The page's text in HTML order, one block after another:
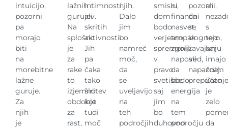
intuicijo,
pozorni
pa
morajo
biti
na
morebitne
lažne
guruje.
Za
njih
je
lažnih
gurujev.
Na
splošno
je
za
rake
to
izjemno
obdobje
za
rast,
intimnosti
ali
skritih
aktivnosti.
Jih
pa
čaka
tako
širitev
kot
tudi
moč
njih.
Dalo
jim
bo
namreč
moč,
da
se
uveljavijo
na
teh
področjih
smislu,
dom
bodo
verjetno
spremenili
v
pravo
svetišče,
saj
jim
bo
duhovno
ni
finančni
nasvet,
ampak
zgolj
napoved,
da
bodo
energija
na
tem
področju
pozorni,
da
se
izognejo
zavajanju
ali
napačnim
ali
s
tem,
kar
imajo
zdaj.
Zato
je
zelo
da